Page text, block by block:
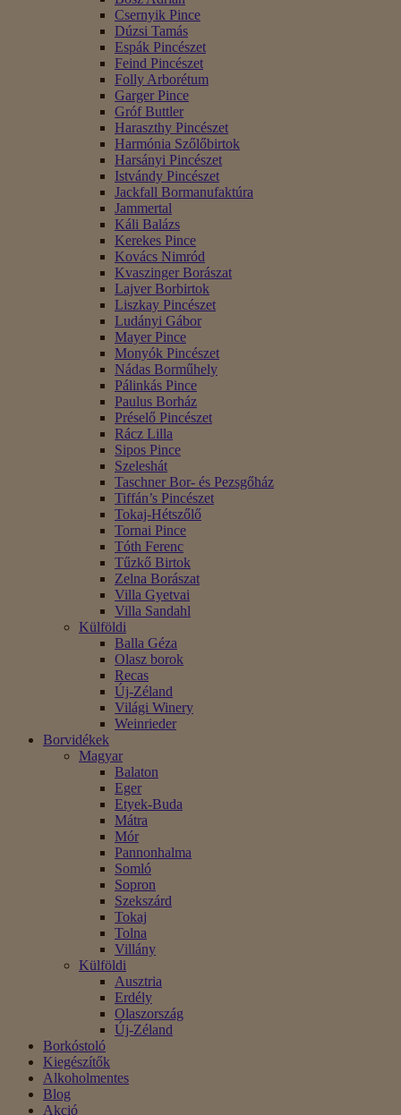
Csernyik Pince
Dúzsi Tamás
Espák Pincészet
Feind Pincészet
Folly Arborétum
Garger Pince
Gróf Buttler
Haraszthy Pincészet
Harmónia Szőlőbirtok
Harsányi Pincészet
Istvándy Pincészet
Jackfall Bormanufaktúra
Jammertal
Káli Balázs
Kerekes Pince
Kovács Nimród
Kvaszinger Borászat
Lajver Borbirtok
Liszkay Pincészet
Ludányi Gábor
Mayer Pince
Monyók Pincészet
Nádas Borműhely
Pálinkás Pince
Paulus Borház
Préselő Pincészet
Rácz Lilla
Sipos Pince
Szeleshát
Taschner Bor- és Pezsgőház
Tiffán’s Pincészet
Tokaj-Hétszőlő
Tornai Pince
Tóth Ferenc
Tűzkő Birtok
Zelna Borászat
Villa Gyetvai
Villa Sandahl
Külföldi
Balla Géza
Olasz borok
Recas
Új-Zéland
Világi Winery
Weinrieder
Borvidékek
Magyar
Balaton
Eger
Etyek-Buda
Mátra
Mór
Pannonhalma
Somló
Sopron
Szekszárd
Tokaj
Tolna
Villány
Külföldi
Ausztria
Erdély
Olaszország
Új-Zéland
Borkóstoló
Kiegészítők
Alkoholmentes
Blog
Akció